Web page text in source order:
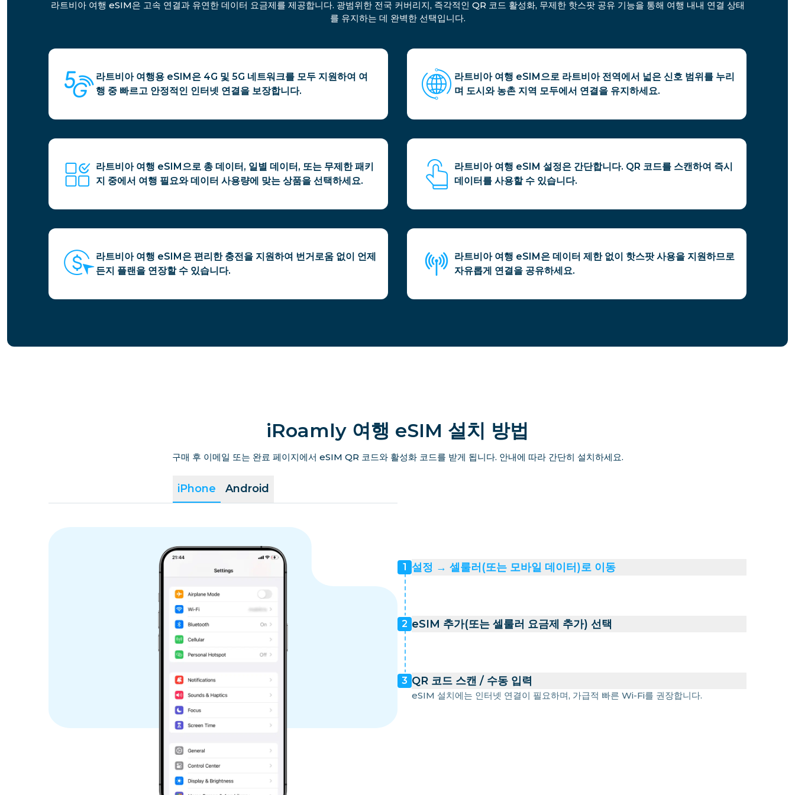
라트비아 여행 eSIM은 고속 연결과 유연한 데이터 요금제를 제공합니다. 광범위한 전국 커버리지, 즉각적인 QR 코드 활성화, 무제한 핫스팟 공유 기능을 통해 여행 내내 연결 상태
를 유지하는 데 완벽한 선택입니다.
라트비아 여행용 eSIM은 4G 및 5G 네트워크를 모두 지원하여 여
행 중 빠르고 안정적인 인터넷 연결을 보장합니다.
라트비아 여행 eSIM으로 라트비아 전역에서 넓은 신호 범위를 누리
며 도시와 농촌 지역 모두에서 연결을 유지하세요.
라트비아 여행 eSIM으로 총 데이터, 일별 데이터, 또는 무제한 패키
지 중에서 여행 필요와 데이터 사용량에 맞는 상품을 선택하세요.
라트비아 여행 eSIM 설정은 간단합니다. QR 코드를 스캔하여 즉시
데이터를 사용할 수 있습니다.
라트비아 여행 eSIM은 편리한 충전을 지원하여 번거로움 없이 언제
든지 플랜을 연장할 수 있습니다.
라트비아 여행 eSIM은 데이터 제한 없이 핫스팟 사용을 지원하므로
자유롭게 연결을 공유하세요.
iRoamly 여행 eSIM 설치 방법
구매 후 이메일 또는 완료 페이지에서 eSIM QR 코드와 활성화 코드를 받게 됩니다. 안내에 따라 간단히 설치하세요.
iPhone Android
1 설정 → 셀룰러(또는 모바일 데이터)로 이동
2 eSIM 추가(또는 셀룰러 요금제 추가) 선택
3 QR 코드 스캔 / 수동 입력
eSIM 설치에는 인터넷 연결이 필요하며, 가급적 빠른 Wi-Fi를 권장합니다.